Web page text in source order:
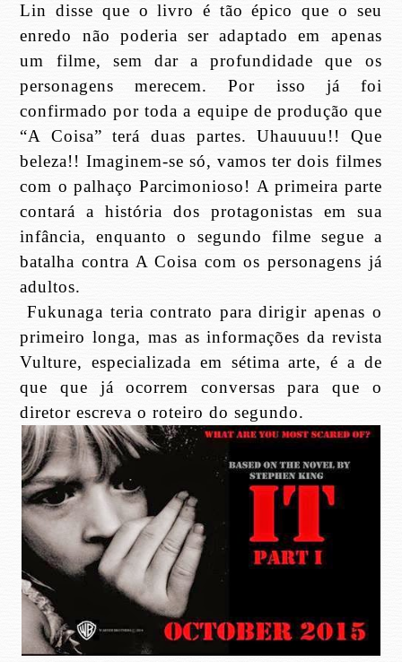
Lin disse que o livro é tãoépico que o seu
enredo não poderia ser adaptado em apenas
um filme, sem dar a profundidade que os
personagens merecem. Por isso já foi
confirmado por toda a equipe de produção que
“A Coisa” terá duas partes. Uhauuuu!! Que
beleza!! Imaginem-se só, vamos ter dois filmes
com o palhaço Parcimonioso! A primeira parte
contará a história dos protagonistas em sua
infância, enquanto o segundo filme segue a
batalha contra A Coisa com os personagens já
adultos.
Fukunaga teria contrato para dirigir apenas o
primeiro longa, mas as informações da revista
Vulture, especializada em sétima arte, é a de
que que já ocorrem conversas para que o
diretor escreva o roteiro do segundo.